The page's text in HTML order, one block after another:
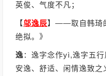
英俊、气度不凡；
【邬逸辰】 ——取自韩琦
绝拟。》
逸：逸字念作yì,逸字五行
安逸、舒适、闲情逸致之